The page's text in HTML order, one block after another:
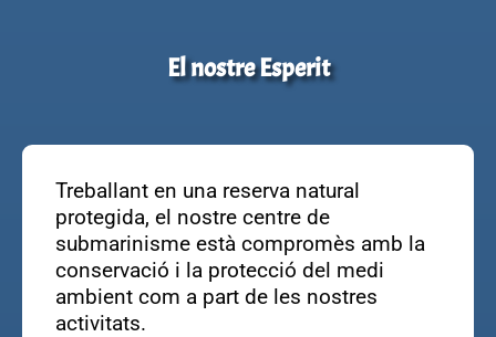
El nostre Esperit
Treballant en una reserva natural
protegida, el nostre centre de
submarinisme està compromès amb la
conservació i la protecció del medi
ambient com a part de les nostres
activitats.